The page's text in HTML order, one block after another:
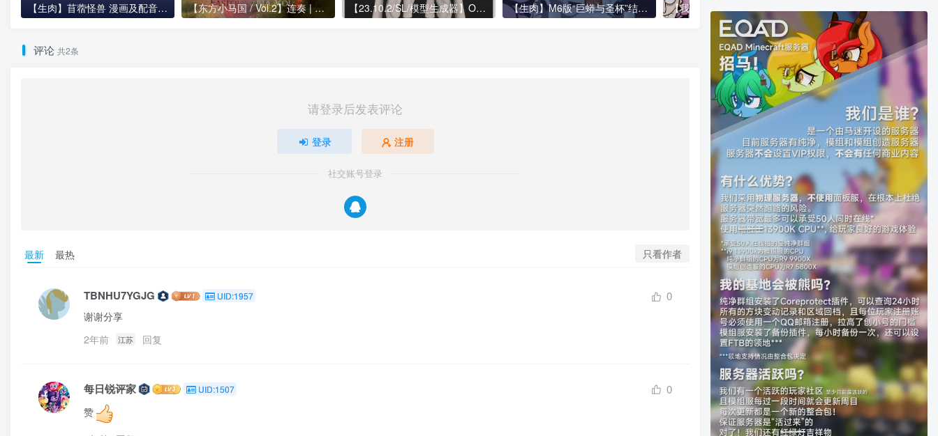
【生肉】苜蓿怪兽 漫画及配音（Alfalfa Monster; Comic Dub） 【东方小马国 / Vol.2】连奏 | Legato 【23.10.2/SL/模型生成器】Open Pony（Second Life外链） 【生肉】M6版“巨蟒与圣杯”结局（Monty Python and the Elements of Harmony ） 【我的鬼畜小马】PARTY.MOV Are you CrAzY? | MLP
评论 共2条
请登录后发表评论
登录 注册
社交账号登录
最新 最热 只看作者
TBNHU7YGJG UID:1957 0
谢谢分享
2年前
江苏 回复
每日锐评家 UID:1507 0
赞